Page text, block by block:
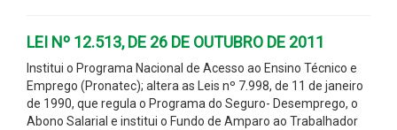
LEI Nº 12.513, DE 26 DE OUTUBRO DE 2011
Institui o Programa Nacional de Acesso ao Ensino Técnico e
Emprego (Pronatec); altera as Leis nº 7.998, de 11 de janeiro
de 1990, que regula o Programa do Seguro- Desemprego, o
Abono Salarial e institui o Fundo de Amparo ao Trabalhador